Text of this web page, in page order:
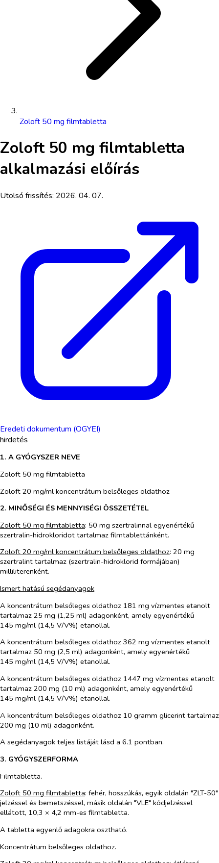
Zoloft 50 mg filmtabletta
Zoloft 50 mg filmtabletta
alkalmazási előírás
Utolsó frissítés: 2026. 04. 07.
Eredeti dokumentum (OGYEI)
hirdetés
1. A GYÓGYSZER NEVE
Zoloft 50 mg filmtabletta
Zoloft 20 mg/ml koncentrátum belsőleges oldathoz
2. MINŐSÉGI ÉS MENNYISÉGI ÖSSZETÉTEL
Zoloft 50 mg filmtabletta: 50 mg szertralinnal egyenértékű
szertralin-hidrokloridot tartalmaz filmtablettánként.
Zoloft 20 mg/ml koncentrátum belsőleges oldathoz: 20 mg
szertralint tartalmaz (szertralin-hidroklorid formájában)
milliliterenként.
Ismert hatású segédanyagok
A koncentrátum belsőleges oldathoz 181 mg vízmentes etanolt
tartalmaz 25 mg (1,25 ml) adagonként, amely egyenértékű
145 mg/ml (14,5 V/V%) etanollal.
A koncentrátum belsőleges oldathoz 362 mg vízmentes etanolt
tartalmaz 50 mg (2,5 ml) adagonként, amely egyenértékű
145 mg/ml (14,5 V/V%) etanollal.
A koncentrátum belsőleges oldathoz 1447 mg vízmentes etanolt
tartalmaz 200 mg (10 ml) adagonként, amely egyenértékű
145 mg/ml (14,5 V/V%) etanollal.
A koncentrátum belsőleges oldathoz 10 gramm glicerint tartalmaz
200 mg (10 ml) adagonként.
A segédanyagok teljes listáját lásd a 6.1 pontban.
3. GYÓGYSZERFORMA
Filmtabletta.
Zoloft 50 mg filmtabletta: fehér, hosszúkás, egyik oldalán "ZLT-50"
jelzéssel és bemetszéssel, másik oldalán "VLE" kódjelzéssel
ellátott, 10,3 × 4,2 mm-es filmtabletta.
A tabletta egyenlő adagokra osztható.
Koncentrátum belsőleges oldathoz.